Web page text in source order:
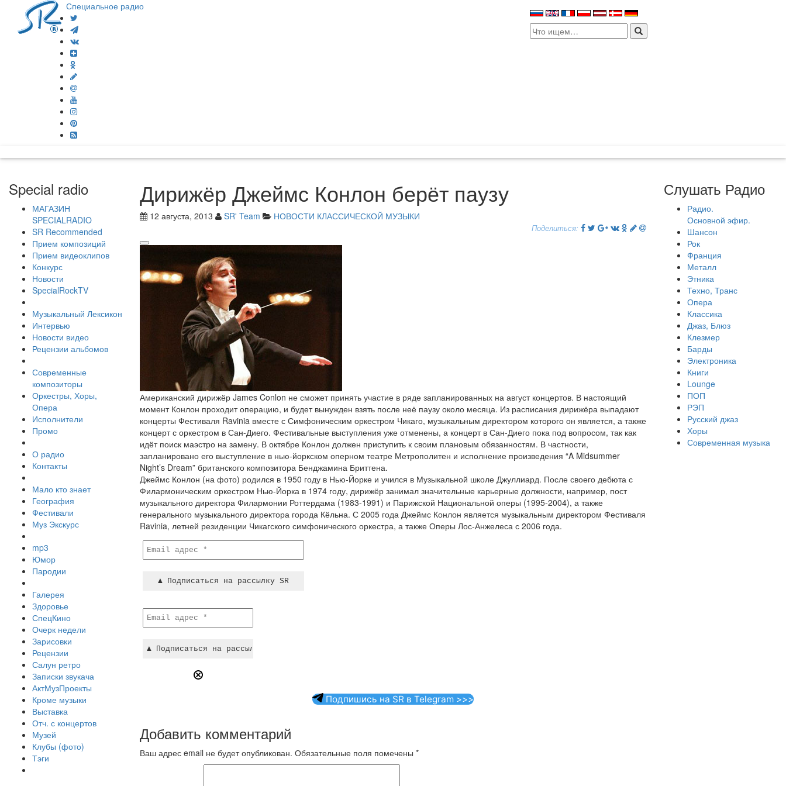
Специальное радио
Search
for:
Special radio
МАГАЗИН
SPECIALRADIO
SR Recommended
Прием композиций
Прием видеоклипов
Конкурс
Новости
SpecialRockTV
Музыкальный Лексикон
Интервью
Новости видео
Рецензии альбомов
Современные
композиторы
Оркестры, Хоры,
Опера
Исполнители
Промо
О радио
Контакты
Мало кто знает
География
Фестивали
Муз Экскурс
mp3
Юмор
Пародии
Галерея
Здоровье
СпецКино
Очерк недели
Зарисовки
Рецензии
Салун ретро
Записки звукача
АктМузПроекты
Кроме музыки
Выставка
Отч. с концертов
Музей
Клубы (фото)
Тэги
Дирижёр Джеймс Конлон берёт паузу
12 августа, 2013 SR' Team НОВОСТИ КЛАССИЧЕСКОЙ МУЗЫКИ
Поделиться:
Американский дирижёр James Conlon не сможет принять участие в ряде запланированных на август концертов. В настоящий
момент Конлон проходит операцию, и будет вынужден взять после неё паузу около месяца. Из расписания дирижёра выпадают
концерты Фестиваля Ravinia вместе с Симфоническим оркестром Чикаго, музыкальным директором которого он является, а также
концерт с оркестром в Сан-Диего. Фестивальные выступления уже отменены, а концерт в Сан-Диего пока под вопросом, так как
идёт поиск маэстро на замену. В октябре Конлон должен приступить к своим плановым обязанностям. В частности,
запланировано его выступление в нью-йоркском оперном театре Метрополитен и исполнение произведения “A Midsummer
Night’s Dream” британского композитора Бенджамина Бриттена.
Джеймс Конлон (на фото) родился в 1950 году в Нью-Йорке и учился в Музыкальной школе Джуллиард. После своего дебюта с
Филармоническим оркестром Нью-Йорка в 1974 году, дирижёр занимал значительные карьерные должности, например, пост
музыкального директора Филармонии Роттердама (1983-1991) и Парижской Национальной оперы (1995-2004), а также
генерального музыкального директора города Кёльна. С 2005 года Джеймс Конлон является музыкальным директором Фестиваля
Ravinia, летней резиденции Чикагского симфонического оркестра, а также Оперы Лос-Анжелеса с 2006 года.
Подпишись на SR в Telegram >>>
Добавить комментарий
Ваш адрес email не будет опубликован. Обязательные поля помечены *
Слушать Радио
Радио.
Основной эфир.
Шансон
Рок
Франция
Металл
Этника
Техно, Транс
Опера
Классика
Джаз, Блюз
Клезмер
Барды
Электроника
Книги
Lounge
ПОП
РЭП
Русский джаз
Хоры
Современная музыка